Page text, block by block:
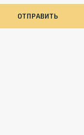
ОТПРАВИТЬ